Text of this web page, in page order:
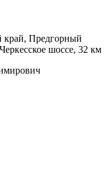
край, Предгорный
шоссе, 32 км